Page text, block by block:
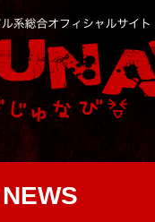
NEWS